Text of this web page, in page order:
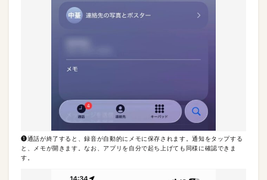
❶通話が終了すると、録音が自動的にメモに保存されます。通知をタップする
と、メモが開きます。なお、アプリを自分で起ち上げても同様に確認できま
す。